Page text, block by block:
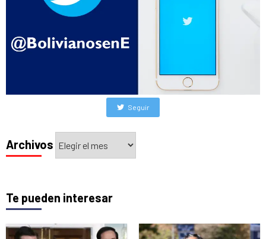
Seguir
Archivos
Archivos
Te pueden interesar